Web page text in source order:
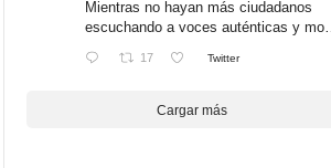
Mientras no hayan más ciudadanos
escuchando a voces auténticas y mo…
17 Twitter
Cargar más